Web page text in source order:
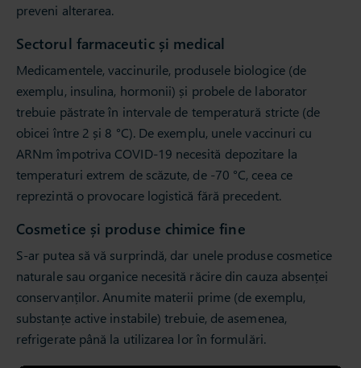
preveni alterarea.
Sectorul farmaceutic și medical
Medicamentele, vaccinurile, produsele biologice (de
exemplu, insulina, hormonii) și probele de laborator
trebuie păstrate în intervale de temperatură stricte (de
obicei între 2 și 8 °C). De exemplu, unele vaccinuri cu
ARNm împotriva COVID-19 necesită depozitare la
temperaturi extrem de scăzute, de -70 °C, ceea ce
reprezintă o provocare logistică fără precedent.
Cosmetice și produse chimice fine
S-ar putea să vă surprindă, dar unele produse cosmetice
naturale sau organice necesită răcire din cauza absenței
conservanților. Anumite materii prime (de exemplu,
substanțe active instabile) trebuie, de asemenea,
refrigerate până la utilizarea lor în formulări.